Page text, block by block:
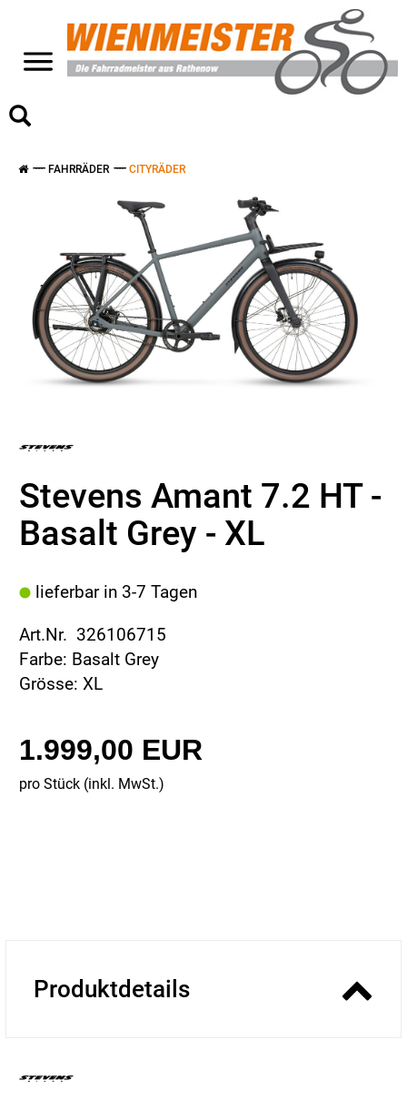
FAHRRÄDER CITYRÄDER
Stevens Amant 7.2 HT -
Basalt Grey - XL
lieferbar in 3-7 Tagen
Art.Nr. 326106715
Farbe: Basalt Grey
Grösse: XL
1.999,00 EUR
pro Stück (inkl. MwSt.)
Produktdetails